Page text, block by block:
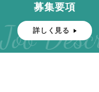
Job
募集要項
詳しく見る